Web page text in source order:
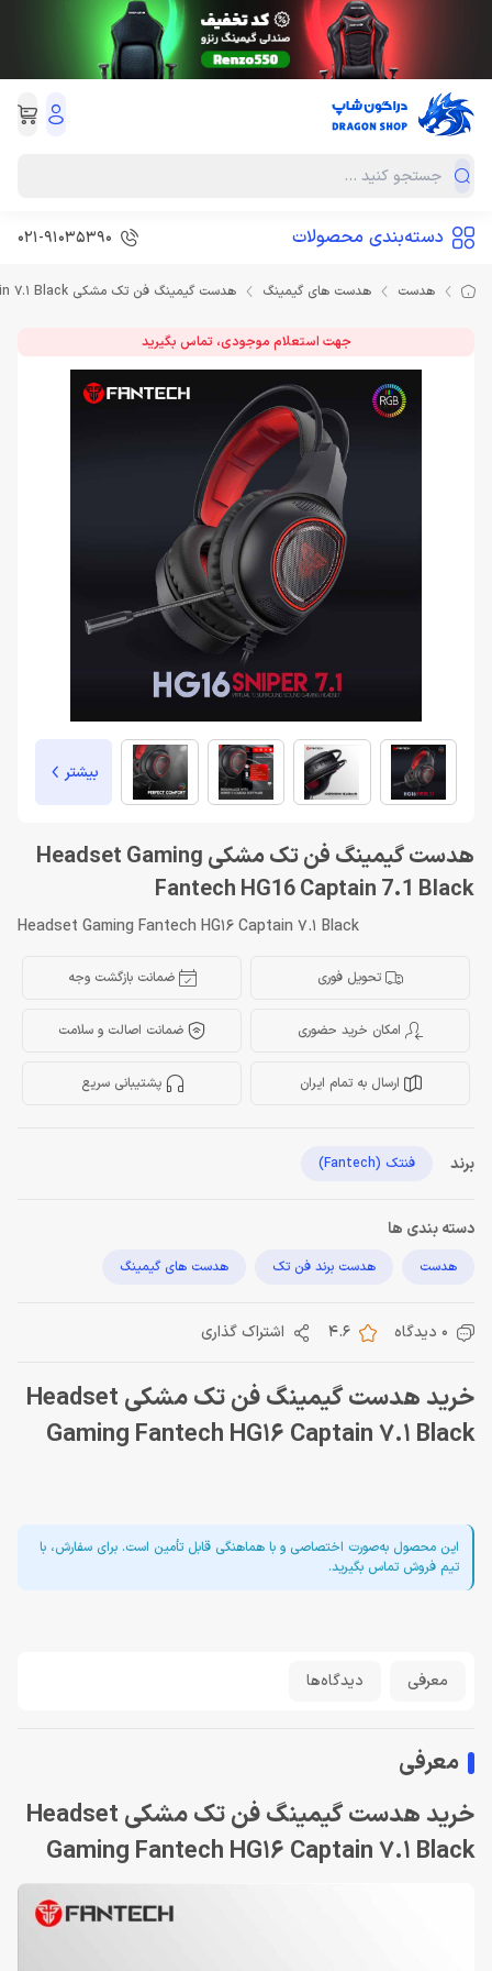
دسته‌بندی محصولات 021-91035390
هدست هدست های گیمینگ هدست گیمینگ فن تک مشکی Headset Gaming Fantech HG16 Captain 7.1 Black
جهت استعلام موجودی، تماس بگیرید
بیشتر
هدست گیمینگ فن تک مشکی Headset Gaming
Fantech HG16 Captain 7.1 Black
Headset Gaming Fantech HG16 Captain 7.1 Black
تحویل فوری ضمانت بازگشت وجه
امکان خرید حضوری ضمانت اصالت و سلامت
ارسال به تمام ایران پشتیبانی سریع
برند فنتک (Fantech)
دسته بندی ها
هدست هدست برند فن تک هدست های گیمینگ
0 دیدگاه 4.6 اشتراک گذاری
خرید هدست گیمینگ فن تک مشکی Headset
Gaming Fantech HG16 Captain 7.1 Black
این محصول به‌صورت اختصاصی و با هماهنگی قابل تأمین است. برای سفارش، با
تیم فروش تماس بگیرید.
معرفی دیدگاه‌ها
معرفی
خرید هدست گیمینگ فن تک مشکی Headset
Gaming Fantech HG16 Captain 7.1 Black